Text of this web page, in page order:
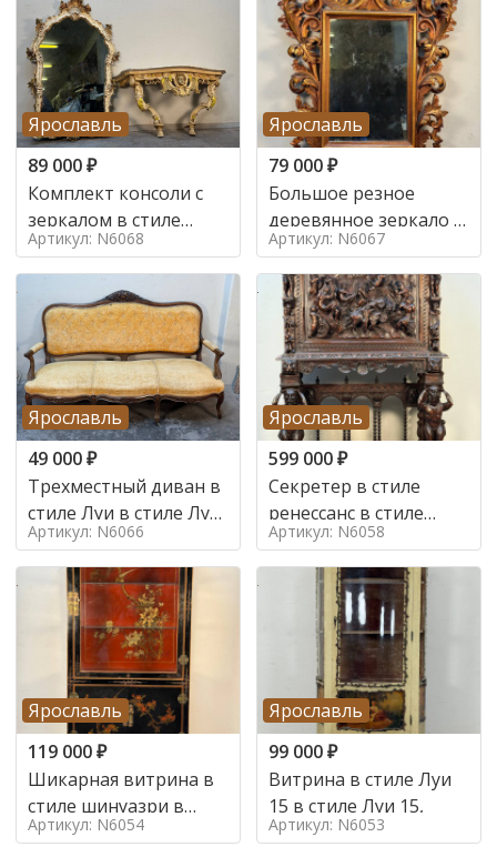
Ярославль
89 000₽
Комплект консоли с
зеркалом в стиле
ренессанс,
Артикул: N6068
Ярославль
79 000₽
Большое резное
деревянное зеркало с
золочением в стиле
Артикул: N6067
Ярославль
49 000₽
Трехместный диван в
стиле Луи в стиле Луи
16,
Артикул: N6066
Ярославль
599 000₽
Секретер в стиле
ренессанс в стиле
ренессанс, 19 век
Артикул: N6058
Ярославль
119 000₽
Шикарная витрина в
стиле шинуазри в
стиле шинуазри,
Артикул: N6054
Ярославль
99 000₽
Витрина в стиле Луи
15 в стиле Луи 15,
Артикул: N6053